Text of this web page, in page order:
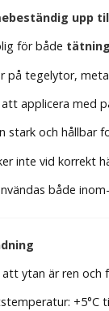
upp till
för både
på tegelytor,
att applicera med
stark och hållbar
inte vid korrekt
både
att ytan är ren och
+5°C